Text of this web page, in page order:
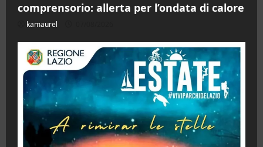
comprensorio: allerta per l’ondata di calore
kamaurel